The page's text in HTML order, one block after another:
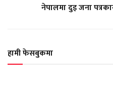
नेपालमा दुइ जना
हामी फेसबुकमा